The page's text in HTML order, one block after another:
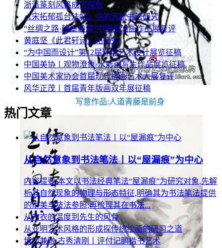
写意作品:人道青藤是前身
浙派篆刻风格成因探析
《宋拓郁孤台法帖》中的苏轼书法研究
“丝绸之路·翰墨通渭”中国画油画作品展复评
黄庭坚《此君轩诗》帖研究
“为中国而设计”第12届环境艺术设计展览征稿
中国美协丨观物澄象·水彩画写生作品展览征稿
中国美术家协会首届现代插画艺术大展复评
风华正茂丨首届青年版画双年展征稿
热门文章
从自然意象到书法笔法丨以“屋漏痕”为中心
内容提要:本文以书法经典笔法“屋漏痕”为研究对象,先解
析其自然现象的物理与形态特征,明确其为书法笔法提供
的审美与技法参照;再梳理其在书法...
从布衣的温度到先生的风骨
从亚明艺术风格的形成探传统绘画的研习之道
博涉兼融 古秀清刚丨评付记鹏楷书艺术